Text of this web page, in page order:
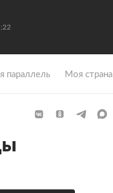
параллель Моя страна